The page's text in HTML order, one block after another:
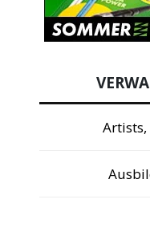
Artists,